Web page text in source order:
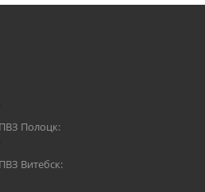
Полоцк:
Витебск: